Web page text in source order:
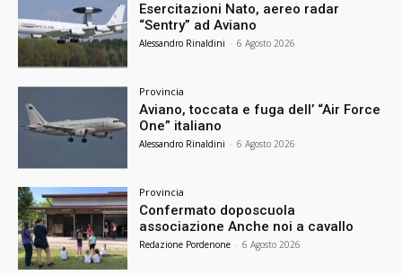
Esercitazioni Nato, aereo radar
“Sentry” ad Aviano
Alessandro Rinaldini - 6 Agosto 2026
Provincia
Aviano, toccata e fuga dell’ “Air Force
One” italiano
Alessandro Rinaldini - 6 Agosto 2026
Provincia
Confermato doposcuola
associazione Anche noi a cavallo
Redazione Pordenone - 6 Agosto 2026